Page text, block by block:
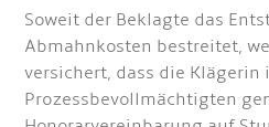
Soweit der Beklagte das
Abmahnkosten bestreitet,
versichert, dass die Klägerin
Prozessbevollmächtigten